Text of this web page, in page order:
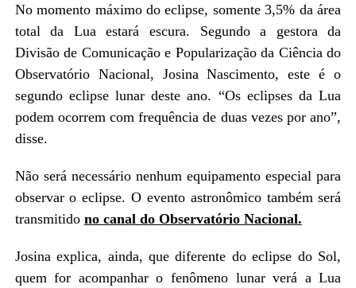
No momento máximo do eclipse, somente 3,5% da área
total da Lua estará escura. Segundo a gestora da
Divisão de Comunicação e Popularização da Ciência do
Observatório Nacional, Josina Nascimento, este é o
segundo eclipse lunar deste ano. “Os eclipses da Lua
podem ocorrem com frequência de duas vezes por ano”,
disse.
Não será necessário nenhum equipamento especial para
observar o eclipse. O evento astronômico também será
transmitido no canal do Observatório Nacional.
Josina explica, ainda, que diferente do eclipse do Sol,
quem for acompanhar o fenômeno lunar verá a Lua